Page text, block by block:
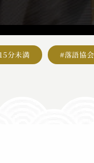
分未満 #落語協会